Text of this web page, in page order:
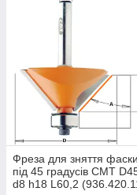
Фреза для зняття фаски
під 45 градусів CMT
d8 h18 L60,2